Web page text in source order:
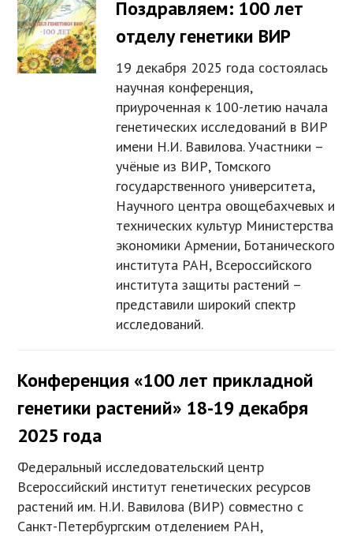
Поздравляем: 100 лет
отделу генетики ВИР
19 декабря 2025 года состоялась
научная конференция,
приуроченная к 100-летию начала
генетических исследований в ВИР
имени Н.И. Вавилова. Участники –
учёные из ВИР, Томского
государственного университета,
Научного центра овощебахчевых и
технических культур Министерства
экономики Армении, Ботанического
института РАН, Всероссийского
института защиты растений –
представили широкий спектр
исследований.
Конференция «100 лет прикладной
генетики растений» 18-19 декабря
2025 года
Федеральный исследовательский центр
Всероссийский институт генетических ресурсов
растений им. Н.И. Вавилова (ВИР) совместно с
Санкт-Петербургским отделением РАН,